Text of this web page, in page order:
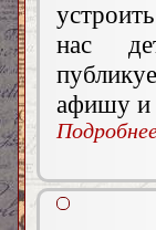
нас
афишу и